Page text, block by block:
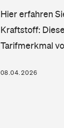
Hier erfahren
Kraftstoff:
Tarifmerkmal
08.04.2026